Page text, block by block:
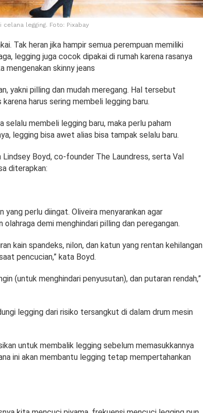
celana legging. Foto: Pixabay
Tak heran jika hampir semua perempuan memiliki
legging juga cocok dipakai di rumah karena rasanya
mengenakan skinny jeans
yakni pilling dan mudah meregang. Hal tersebut
harus sering membeli legging baru.
selalu membeli legging baru, maka perlu paham
legging bisa awet alias bisa tampak selalu baru.
Lindsey Boyd, co-founder The Laundress, serta Val
diterapkan:
perlu diingat. Oliveira menyarankan agar
demi menghindari pilling dan peregangan.
kain spandeks, nilon, dan katun yang rentan kehilangan
pencucian,” kata Boyd.
(untuk menghindari penyusutan), dan putaran rendah,”
legging dari risiko tersangkut di dalam drum mesin
untuk membalik legging sebelum memasukkannya
ini akan membantu legging tetap mempertahankan